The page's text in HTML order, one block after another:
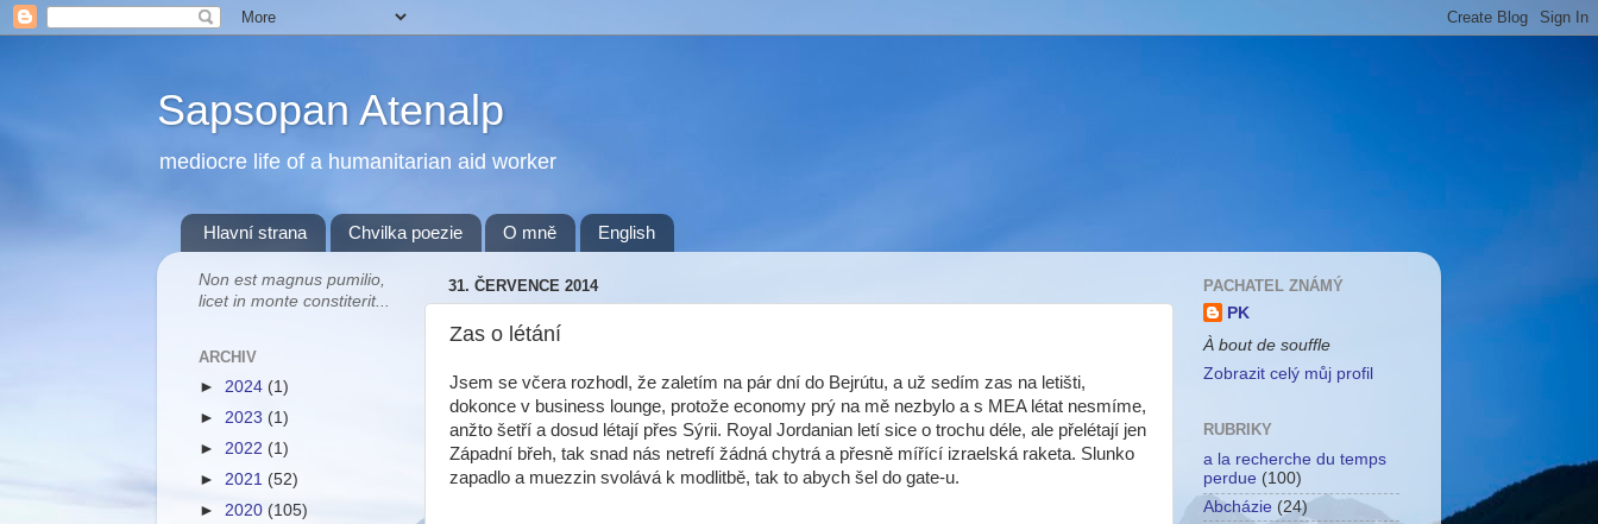
Sapsopan Atenalp
mediocre life of a humanitarian aid worker
Hlavní strana Chvilka poezie O mně English
31. ČERVENCE 2014
Zas o létání
Jsem se včera rozhodl, že zaletím na pár dní do Bejrútu, a už sedím zas na letišti,
dokonce v business lounge, protože economy prý na mě nezbylo a s MEA létat nesmíme,
anžto šetří a dosud létají přes Sýrii. Royal Jordanian letí sice o trochu déle, ale přelétají jen
Západní břeh, tak snad nás netrefí žádná chytrá a přesně mířící izraelská raketa. Slunko
zapadlo a muezzin svolává k modlitbě, tak to abych šel do gate-u.
Non est magnus pumilio,
licet in monte constiterit...
ARCHIV
► 2024 (1)
► 2023 (1)
► 2022 (1)
► 2021 (52)
► 2020 (105)
PACHATEL ZNÁMÝ
PK
À bout de souffle
Zobrazit celý můj profil
RUBRIKY
a la recherche du temps
perdue (100)
Abcházie (24)